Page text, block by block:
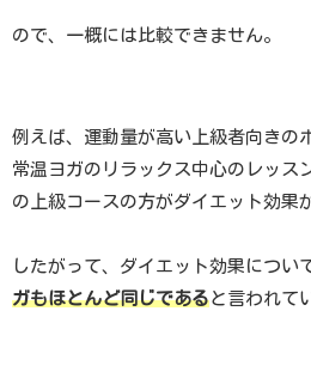
ので、一概には比較できません。
例えば、運動量が高い上級者向きの
常温ヨガのリラックス中心のレッス
の上級コースの方がダイエット効果
したがって、ダイエット効果につい
ガもほとんど同じであると言われて